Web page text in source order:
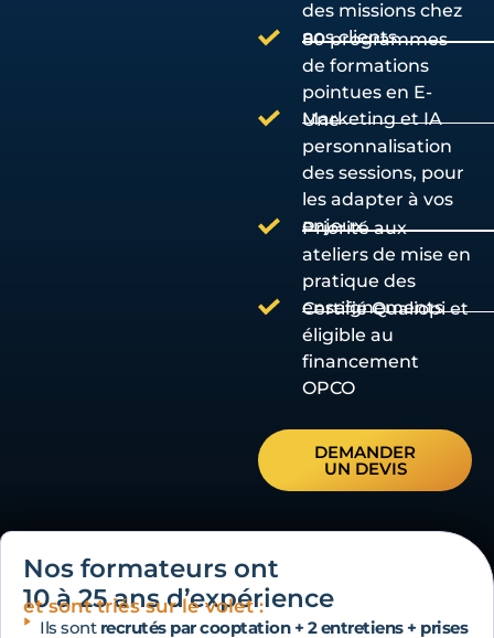
des missions chez
nos clients
80 programmes
de formations
pointues en E-
Marketing et IA
Une
personnalisation
des sessions, pour
les adapter à vos
enjeux
Priorité aux
ateliers de mise en
pratique des
enseignements
Certifié Qualiopi et
éligible au
financement
OPCO
DEMANDER
UN DEVIS
Nos formateurs ont
10 à 25 ans d’expérience
et sont triés sur le volet :
Ils sont recrutés par cooptation + 2 entretiens + prises